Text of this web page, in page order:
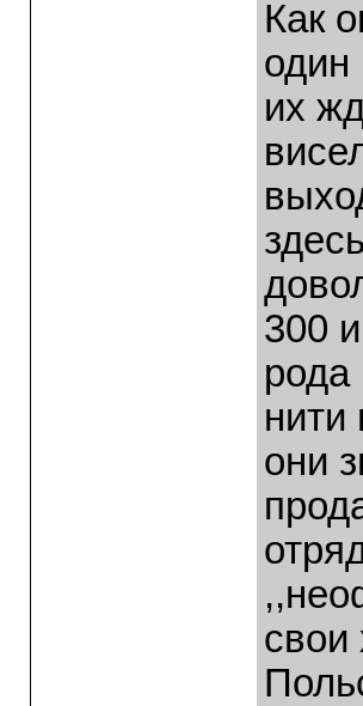
Как
один
их
300
нити
они
свои